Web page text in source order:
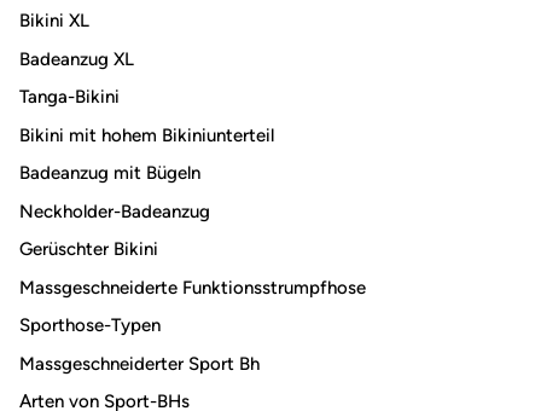
Bikini XL
Badeanzug XL
Tanga-Bikini
Bikini mit hohem Bikiniunterteil
Badeanzug mit Bügeln
Neckholder-Badeanzug
Gerüschter Bikini
Massgeschneiderte Funktionsstrumpfhose
Sporthose-Typen
Massgeschneiderter Sport Bh
Arten von Sport-BHs